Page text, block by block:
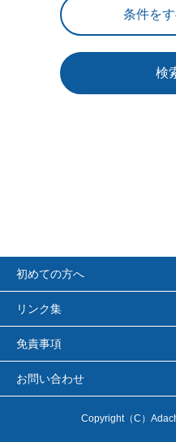
検
初めての方へ
リンク集
免責事項
お問い合わせ
Copyright（C）